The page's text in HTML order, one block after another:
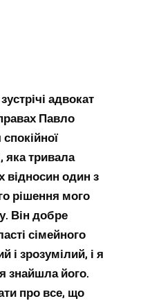
адвокат
Павло
яка тривала
відносин один з
рішення мого
Він добре
сімейного
і зрозумілий, і я
знайшла його.
про все, що